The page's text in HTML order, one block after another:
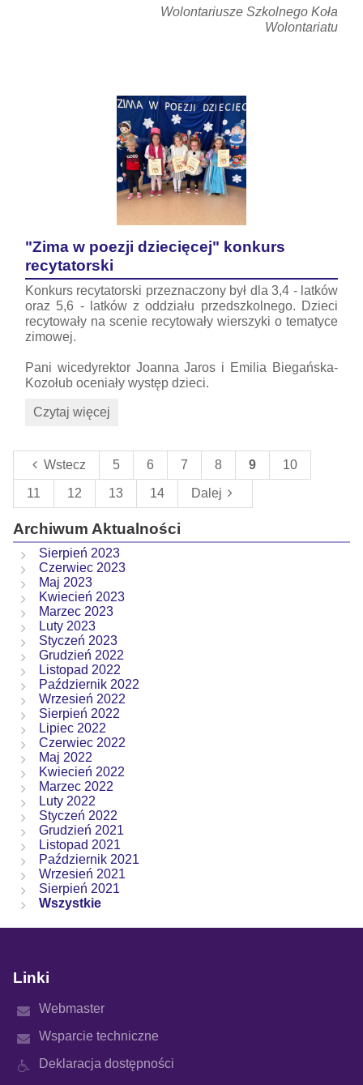
Wolontariusze Szkolnego Koła
Wolontariatu
"Zima w poezji dziecięcej" konkurs
recytatorski
Konkurs recytatorski przeznaczony był dla 3,4 - latków
oraz 5,6 - latków z oddziału przedszkolnego. Dzieci
recytowały na scenie recytowały wierszyki o tematyce
zimowej.
Pani wicedyrektor Joanna Jaros i Emilia Biegańska-
Kozołub oceniały występ dzieci.
"Zima
dziecięcej"
konkurs
recytatorski:
Czytaj więcej
Wstecz 5 6 7 8 9 10
11 12 13 14 Dalej
Archiwum Aktualności
Sierpień 2023
Czerwiec 2023
Maj 2023
Kwiecień 2023
Marzec 2023
Luty 2023
Styczeń 2023
Grudzień 2022
Listopad 2022
Październik 2022
Wrzesień 2022
Sierpień 2022
Lipiec 2022
Czerwiec 2022
Maj 2022
Kwiecień 2022
Marzec 2022
Luty 2022
Styczeń 2022
Grudzień 2021
Listopad 2021
Październik 2021
Wrzesień 2021
Sierpień 2021
Wszystkie
Linki
Webmaster
Wsparcie techniczne
Deklaracja dostępności